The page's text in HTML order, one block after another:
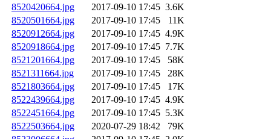
8520420664.jpg
2017-09-10 17:45 3.6K
8520501664.jpg
2017-09-10 17:45
11K
8520912664.jpg
2017-09-10 17:45 4.9K
8520918664.jpg
2017-09-10 17:45 7.7K
8521201664.jpg
2017-09-10 17:45
58K
8521311664.jpg
2017-09-10 17:45
28K
8521803664.jpg
2017-09-10 17:45
17K
8522439664.jpg
2017-09-10 17:45 4.9K
8522451664.jpg
2017-09-10 17:45 5.3K
8522503664.jpg
2020-07-29 18:42
79K